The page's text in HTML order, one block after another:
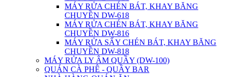
MÁY RỬA CHÉN BÁT, KHAY BĂNG
CHUYỀN DW-618
MÁY RỬA CHÉN BÁT, KHAY BĂNG
CHUYỀN DW-816
MÁY RỬA SẤY CHÉN BÁT, KHAY BĂNG
CHUYỀN DW-818
MÁY RỬA LY ÂM QUẦY (DW-100)
QUÁN CÀ PHÊ - QUẦY BAR